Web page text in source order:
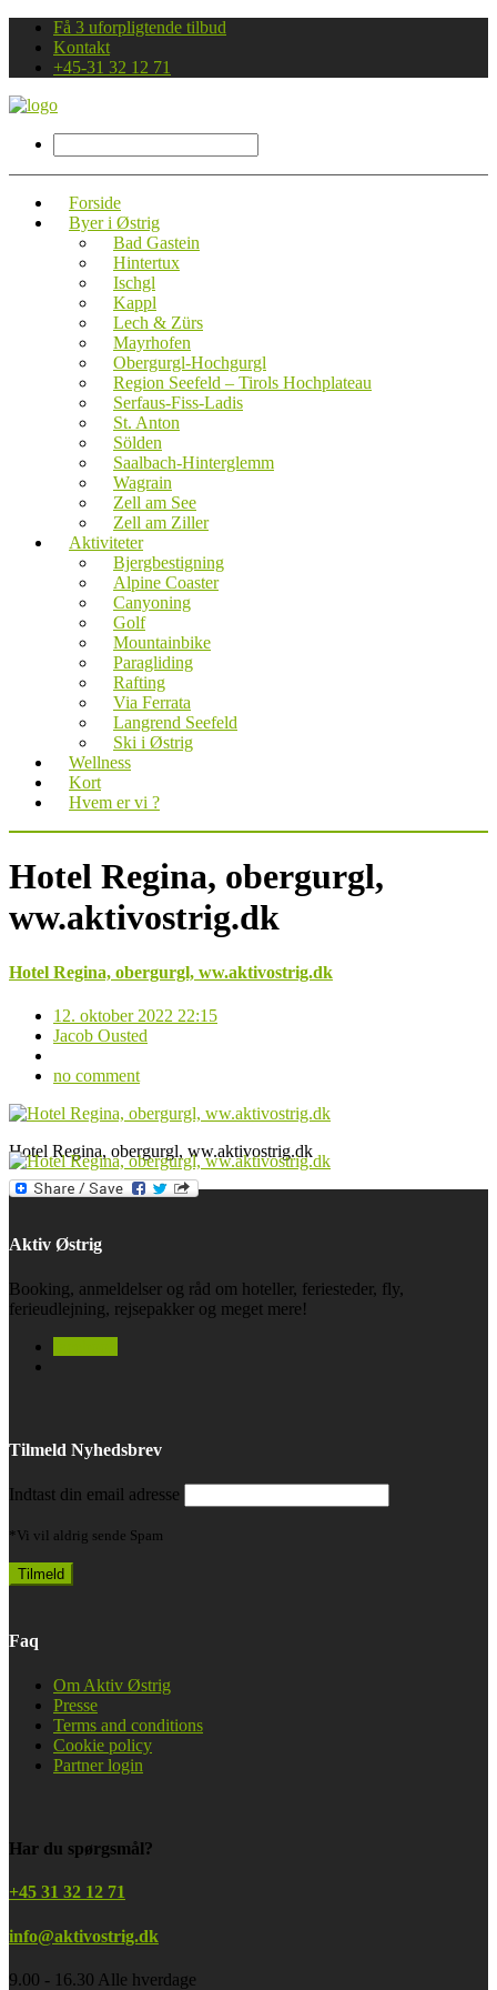
Få 3 uforpligtende tilbud
Kontakt
+45-31 32 12 71
Forside
Byer i Østrig
Bad Gastein
Hintertux
Ischgl
Kappl
Lech & Zürs
Mayrhofen
Obergurgl-Hochgurgl
Region Seefeld – Tirols Hochplateau
Serfaus-Fiss-Ladis
St. Anton
Sölden
Saalbach-Hinterglemm
Wagrain
Zell am See
Zell am Ziller
Aktiviteter
Bjergbestigning
Alpine Coaster
Canyoning
Golf
Mountainbike
Paragliding
Rafting
Via Ferrata
Langrend Seefeld
Ski i Østrig
Wellness
Kort
Hvem er vi ?
Hotel Regina, obergurgl,
ww.aktivostrig.dk
Hotel Regina, obergurgl, ww.aktivostrig.dk
12. oktober 2022 22:15
Jacob Ousted
no comment
Hotel Regina, obergurgl, ww.aktivostrig.dk
Aktiv Østrig
Booking, anmeldelser og råd om hoteller, feriesteder, fly,
ferieudlejning, rejsepakker og meget mere!
Tilmeld Nyhedsbrev
Indtast din email adresse
*Vi vil aldrig sende Spam
Faq
Om Aktiv Østrig
Presse
Terms and conditions
Cookie policy
Partner login
Har du spørgsmål?
+45 31 32 12 71
info@aktivostrig.dk
9.00 - 16.30 Alle hverdage